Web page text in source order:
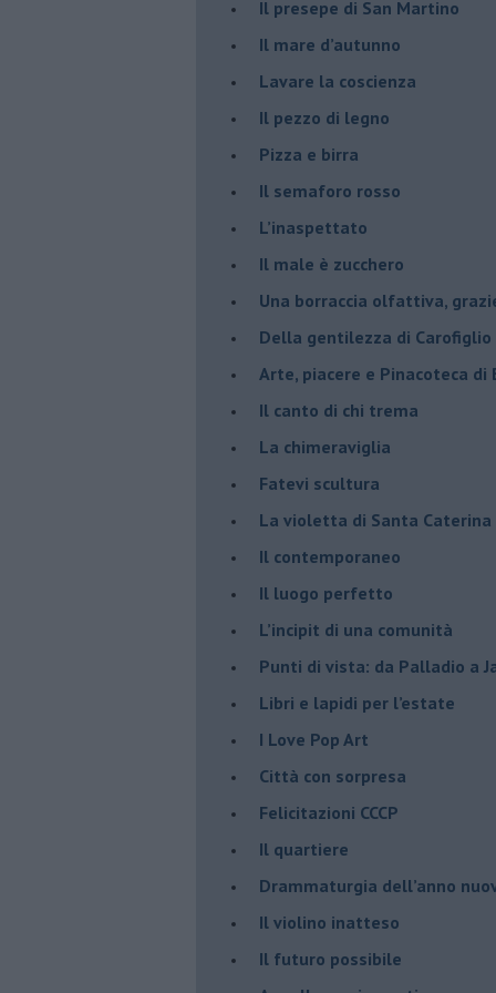
​Il presepe di San Martino
​Il mare d’autunno
​Lavare la coscienza
​Il pezzo di legno
​Pizza e birra
​Il semaforo rosso
​L’inaspettato
​Il male è zucchero
​Una borraccia olfattiva,
​Della gentilezza di Carofiglio
Arte, piacere e Pinacoteca di
​Il canto di chi trema
La chimeraviglia
​Fatevi scultura
​La violetta di Santa Caterina
​Il contemporaneo
​Il luogo perfetto
​L’incipit di una comunità
Punti di vista: da Palladio a
​Libri e lapidi per l’estate
​I Love Pop Art
Città con sorpresa
Felicitazioni CCCP
​Il quartiere
​Drammaturgia dell’anno
​Il violino inatteso
​Il futuro possibile